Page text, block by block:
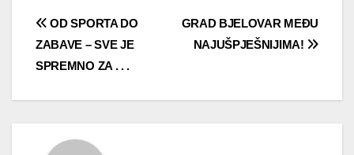
Navigacija
objava
GRAD BJELOVAR MEĐU
NAJUŠPJEŠNIJIMA!
OD SPORTA DO
ZABAVE – SVE JE
SPREMNO ZA . . .